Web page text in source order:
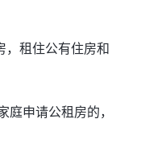
，租住公有住房和
庭申请公租房的，